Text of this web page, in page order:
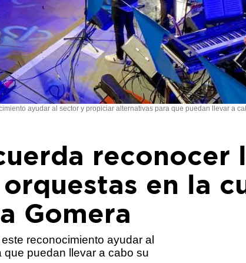
ayudar al sector y propiciar alternativas para que puedan llevar a
reconocer
en la
Gomera
reconocimiento ayudar al
puedan llevar a cabo su